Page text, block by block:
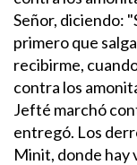
Señor, diciendo:
primero que
recibirme,
contra los
Jefté marchó
entregó. Los
Minit, donde hay